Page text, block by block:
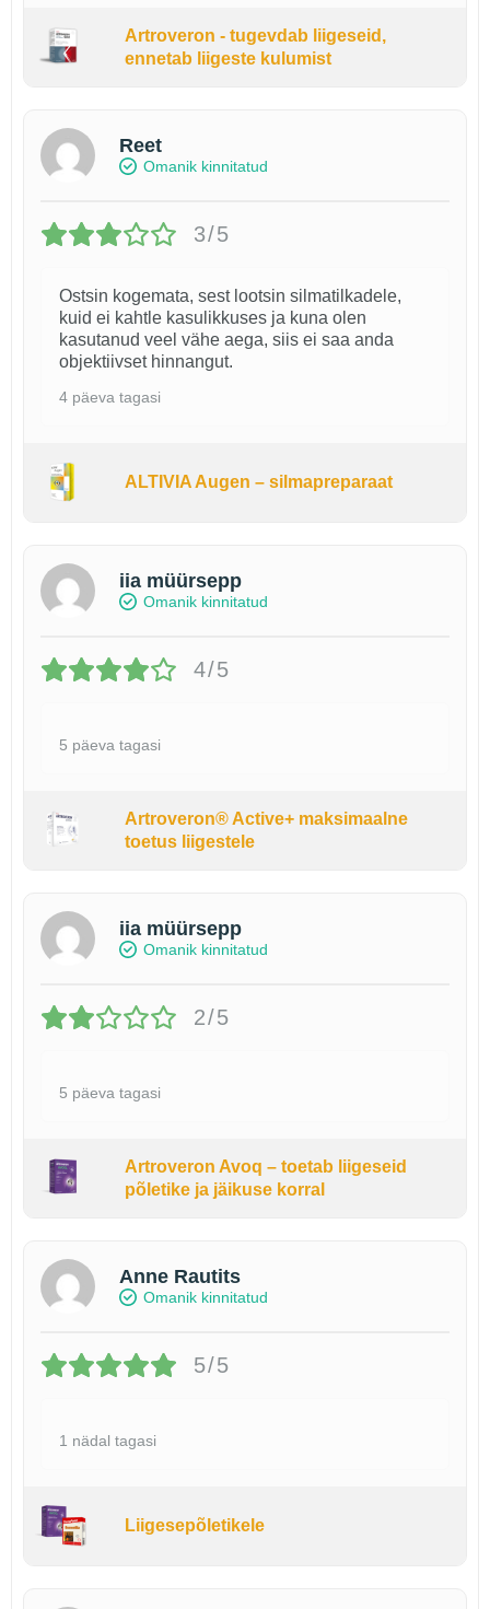
Artroveron - tugevdab liigeseid,
ennetab liigeste kulumist
Reet
Omanik kinnitatud
3/5
Ostsin kogemata, sest lootsin silmatilkadele,
kuid ei kahtle kasulikkuses ja kuna olen
kasutanud veel vähe aega, siis ei saa anda
objektiivset hinnangut.
4 päeva tagasi
ALTIVIA Augen – silmapreparaat
iia müürsepp
Omanik kinnitatud
4/5
5 päeva tagasi
Artroveron® Active+ maksimaalne
toetus liigestele
iia müürsepp
Omanik kinnitatud
2/5
5 päeva tagasi
Artroveron Avoq – toetab liigeseid
põletike ja jäikuse korral
Anne Rautits
Omanik kinnitatud
5/5
1 nädal tagasi
Liigesepõletikele